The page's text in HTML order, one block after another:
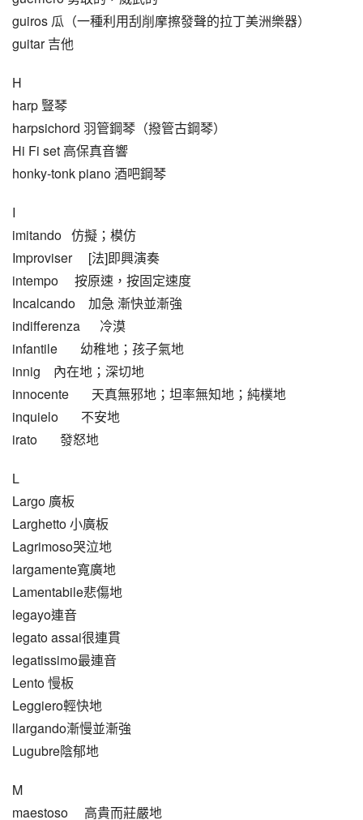
guiros 瓜（一種利用刮削摩擦發聲的拉丁美洲樂器）
guitar 吉他
H
harp 豎琴
harpsichord 羽管鋼琴（撥管古鋼琴）
Hi Fi set 高保真音響
honky-tonk piano 酒吧鋼琴
I
imitando   仿擬；模仿
Improviser     [法]即興演奏
intempo     按原速，按固定速度
Incalcando    加急 漸快並漸強
indifferenza      冷漠
infantile       幼稚地；孩子氣地
innig    內在地；深切地
innocente       天真無邪地；坦率無知地；純樸地
inquielo       不安地
irato       發怒地
L
Largo 廣板
Larghetto 小廣板
Lagrimoso哭泣地
largamente寬廣地
Lamentabile悲傷地
legayo連音
legato assai很連貫
legatissimo最連音
Lento 慢板
Leggiero輕快地
llargando漸慢並漸強
Lugubre陰郁地
M
maestoso     高貴而莊嚴地